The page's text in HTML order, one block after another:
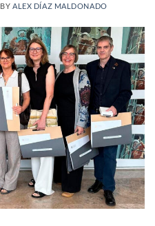
BYALEX DÍAZ MALDONADO